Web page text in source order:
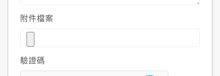
附件檔案
驗證碼